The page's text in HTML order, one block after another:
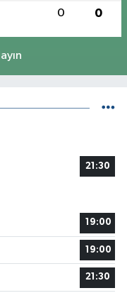
0 0
21:30
19:00
19:00
21:30